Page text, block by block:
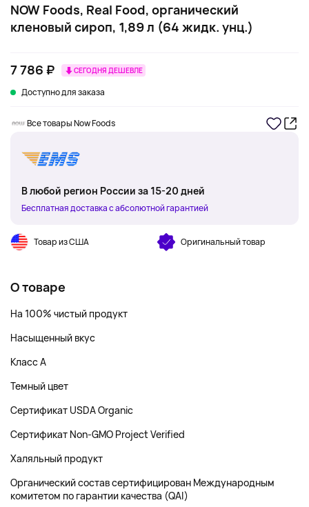
NOW Foods, Real Food, органический
кленовый сироп, 1,89 л (64 жидк. унц.)
7 786 ₽ СЕГОДНЯ ДЕШЕВЛЕ
Доступно для заказа
Все товары Now Foods
В любой регион России за 15-20 дней
Бесплатная доставка с абсолютной гарантией
Товар из США Оригинальный товар
О товаре
На 100% чистый продукт
Насыщенный вкус
Класс A
Темный цвет
Сертификат USDA Organic
Сертификат Non-GMO Project Verified
Халяльный продукт
Органический состав сертифицирован Международным
комитетом по гарантии качества (QAI)